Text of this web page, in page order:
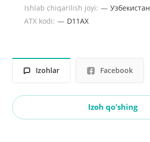
Ishlab chiqarilish joyi: — Узбекистан
ATX kodi: — D11AX
Izohlar Facebook
Izoh qo'shing